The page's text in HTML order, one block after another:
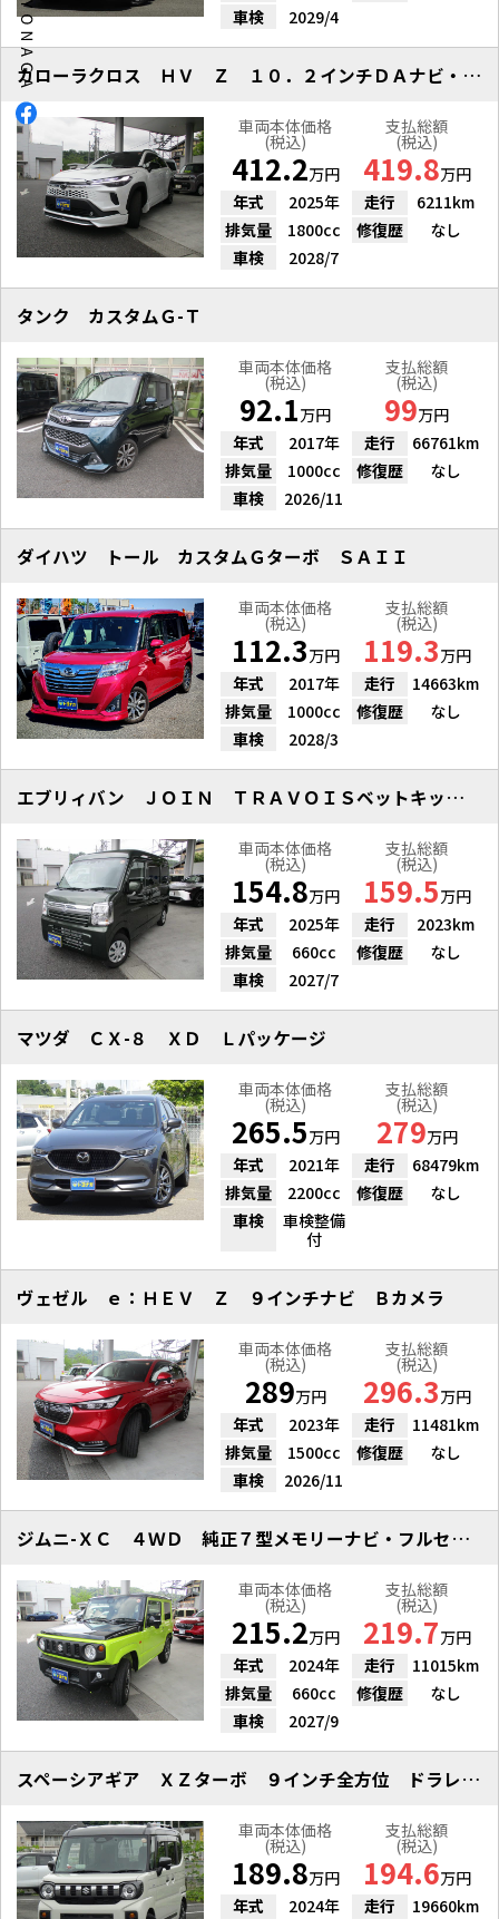
車検 2029/4
カローラクロス ＨＶ Ｚ １０．２インチＤＡナビ・ＴＶ
車両本体価格
(税込)
412.2万円
支払総額
(税込)
419.8万円
年式
2025年 走行
6211km
排気量
1800cc 修復歴
なし
車検
2028/7
タンク カスタムＧ-Ｔ
車両本体価格
(税込)
92.1万円
支払総額
(税込)
99万円
年式
2017年 走行
66761km
排気量
1000cc 修復歴
なし
車検
2026/11
ダイハツ トール カスタムＧターボ ＳＡＩＩ
車両本体価格
(税込)
112.3万円
支払総額
(税込)
119.3万円
年式
2017年 走行
14663km
排気量
1000cc 修復歴
なし
車検
2028/3
エブリィバン ＪＯＩＮ ＴＲＡＶＯＩＳベットキット付！
車両本体価格
(税込)
154.8万円
支払総額
(税込)
159.5万円
年式
2025年 走行
2023km
排気量
660cc 修復歴
なし
車検
2027/7
マツダ ＣＸ-８ ＸＤ Ｌパッケージ
車両本体価格
(税込)
265.5万円
支払総額
(税込)
279万円
年式
2021年 走行
68479km
排気量
2200cc 修復歴
なし
車検
車検整備
付
ヴェゼル ｅ：ＨＥＶ Ｚ ９インチナビ Ｂカメラ
車両本体価格
(税込)
289万円
支払総額
(税込)
296.3万円
年式
2023年 走行
11481km
排気量
1500cc 修復歴
なし
車検
2026/11
ジムニ-ＸＣ ４ＷＤ 純正７型メモリーナビ・フルセグ Ｂカメラ
車両本体価格
(税込)
215.2万円
支払総額
(税込)
219.7万円
年式
2024年 走行
11015km
排気量
660cc 修復歴
なし
車検
2027/9
スペーシアギア ＸＺターボ ９インチ全方位 ドラレコ ＥＴＣ
車両本体価格
(税込)
189.8万円
支払総額
(税込)
194.6万円
年式
2024年 走行
19660km